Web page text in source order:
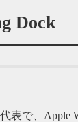
Dock
表で、Apple